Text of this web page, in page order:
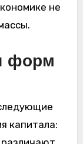
не
форм
капитала: